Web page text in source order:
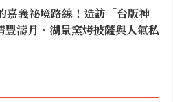
嘉義祕境路線！造訪「台版神
豐濤月、湖景窯烤披薩與人氣私